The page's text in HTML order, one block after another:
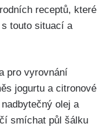
receptů, které
touto‍ situací ⁢a
pro vyrovnání
jogurtu a citronové⁢
olej a
smíchat půl ⁢šálku